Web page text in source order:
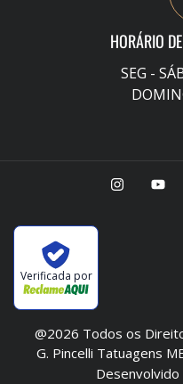
HORÁRIO
SEG -
Verificada por
@2026 Todos os
G. Pincelli Tatuagens